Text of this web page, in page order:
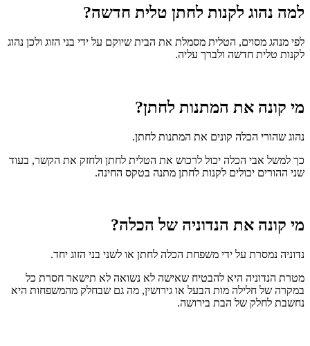
למה נהוג לקנות לחתן טלית חדשה?
לפי מנהג מסוים, הטלית מסמלת את הבית שיוקם על ידי בני הזוג ולכן נהוג
לקנות טלית חדשה ולברך עליה.
מי קונה את המתנות לחתן?
נהוג שהורי הכלה קונים את המתנות לחתן.
כך למשל אבי הכלה יכול לרכוש את הטלית לחתן ולחזק את הקשר, בעוד
שני ההורים יכולים לקנות לחתן מתנה בטקס החינה.
מי קונה את הנדוניה של הכלה?
נדוניה נמסרת על ידי משפחת הכלה לחתן או לשני בני הזוג יחד.
מטרת הנדוניה היא להבטיח שאישה לא נשואה לא תישאר חסרת כל
במקרה של חלילה מות הבעל או גירושין, מה גם שבחלק מהמשפחות היא
נחשבת לחלק של הבת בירושה.